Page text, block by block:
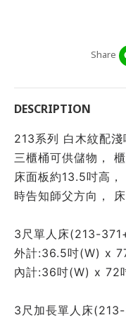
Share
DESCRIPTION
213系列 白木紋配
三櫃桶可供儲物，
床面板約13.5吋高
時告知師父方向，
3尺單人床(213-
外計:36.5吋(W) x
內計:36吋(W) x 72
3尺加長單人床